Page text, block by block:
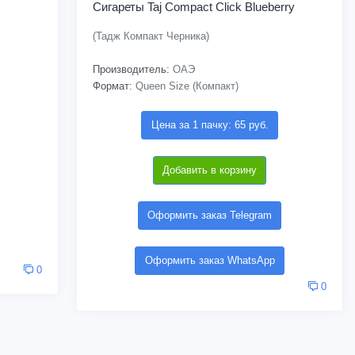
0
Сигареты Taj Compact Click Blueberry
(Тадж Компакт Черника)
Производитель: ОАЭ
Формат: Queen Size (Компакт)
Цена за 1 пачку: 65 руб.
Добавить в корзину
Оформить заказ Telegram
Оформить заказ WhatsApp
0